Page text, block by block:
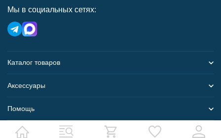
Мы в социальных сетях:
Каталог товаров
Аксессуары
Помощь